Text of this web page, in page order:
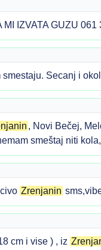
IZVATA GUZU 061
Secanj i
, Novi Bečej,
smeštaj niti
Zrenjanin
cm i vise ) , iz